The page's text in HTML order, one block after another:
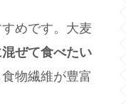
めです。大麦
ぜて食べたい
物繊維が豊富